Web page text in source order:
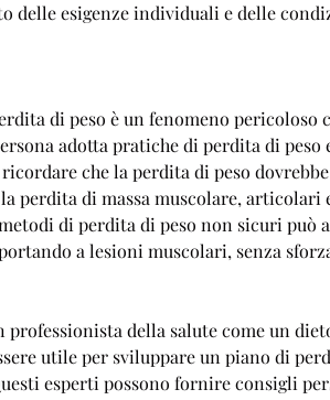
delle esigenze individuali e delle
di peso è un fenomeno pericoloso
adotta pratiche di perdita di peso
che la perdita di peso
perdita di massa muscolare, articolari
di perdita di peso non sicuri può
a lesioni muscolari, senza
professionista della salute come un
utile per sviluppare un piano di
esperti possono fornire consigli